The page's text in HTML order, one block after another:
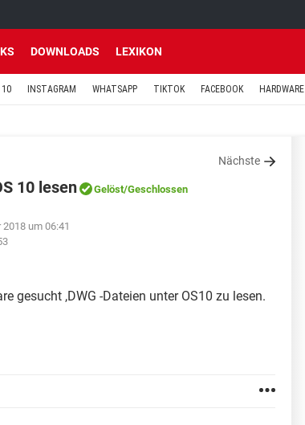
DOWNLOADS LEXIKON
10 INSTAGRAM WHATSAPP TIKTOK FACEBOOK HARDWARE
Nächste
10 lesen Gelöst/Geschlossen
um 06:41
gesucht ,DWG -Dateien unter OS10 zu lesen.